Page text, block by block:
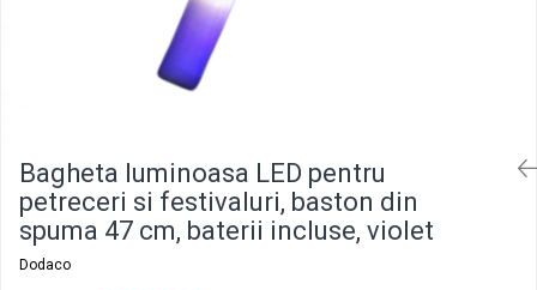
Bagheta luminoasa LED pentru
petreceri si festivaluri, baston din
spuma 47 cm, baterii incluse, violet
Dodaco